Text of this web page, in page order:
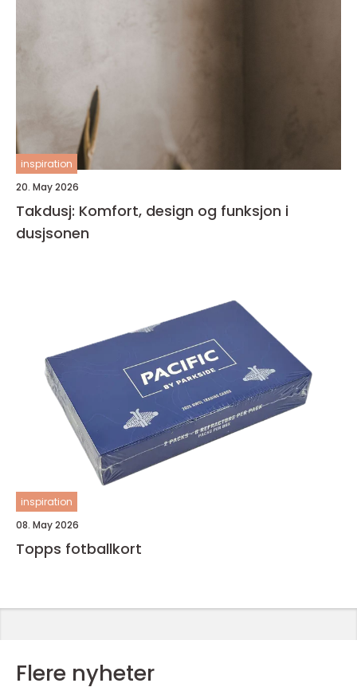
inspiration
20. May 2026
Takdusj: Komfort, design og funksjon i
dusjsonen
inspiration
08. May 2026
Topps fotballkort
Flere nyheter